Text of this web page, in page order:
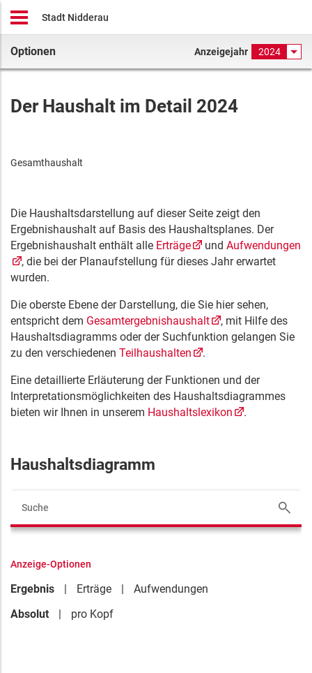
Stadt Nidderau
Optionen Anzeigejahr 2024
Der Haushalt im Detail 2024
Gesamthaushalt
Die Haushaltsdarstellung auf dieser Seite zeigt den
Ergebnishaushalt auf Basis des Haushaltsplanes. Der
Ergebnishaushalt enthält alle Erträge und Aufwendungen
, die bei der Planaufstellung für dieses Jahr erwartet
wurden.
Die oberste Ebene der Darstellung, die Sie hier sehen,
entspricht dem Gesamtergebnishaushalt
, mit Hilfe des
Haushaltsdiagramms oder der Suchfunktion gelangen Sie
zu den verschiedenen Teilhaushalten .
Eine detaillierte Erläuterung der Funktionen und der
Interpretationsmöglichkeiten des Haushaltsdiagrammes
bieten wir Ihnen in unserem Haushaltslexikon .
Haushaltsdiagramm
Anzeige-Optionen
Ergebnis Erträge
Aufwendungen
Absolut
pro Kopf